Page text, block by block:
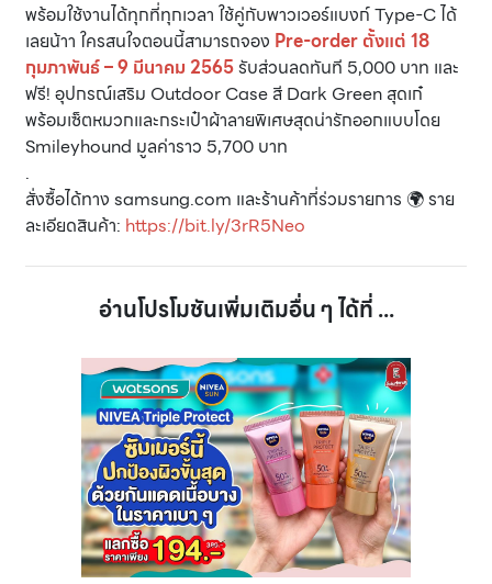
พร้อมใช้งานได้ทุกที่ทุกเวลา ใช้คู่กับพาวเวอร์แบงก์ Type-C ได้
เลยน้าา ใครสนใจตอนนี้สามารถจอง Pre-order ตั้งแต่ 18
กุมภาพันธ์ – 9 มีนาคม 2565รับส่วนลดทันที 5,000 บาท และ
ฟรี! อุปกรณ์เสริม Outdoor Case สี Dark Green สุดเก๋
พร้อมเซ็ตหมวกและกระเป๋าผ้าลายพิเศษสุดน่ารักออกแบบโดย
Smileyhound มูลค่าราว 5,700 บาท
.
สั่งซื้อได้ทาง samsung.com และร้านค้าที่ร่วมรายการ 🌍 ราย
ละเอียดสินค้า: https://bit.ly/3rR5Neo
อ่านโปรโมชันเพิ่มเติมอื่น ๆ ได้ที่ ...